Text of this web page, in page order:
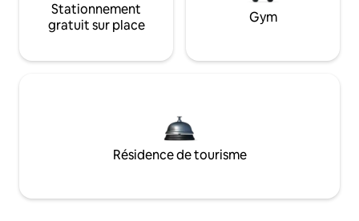
Stationnement
gratuit sur place
Gym
Résidence de tourisme